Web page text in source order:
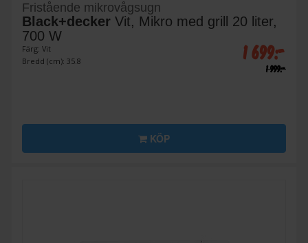
Fristående mikrovågsugn
Black+decker Vit, Mikro med grill 20 liter,
700 W
Färg: Vit
Bredd (cm): 35.8
1 699:-
1 999:-
KÖP